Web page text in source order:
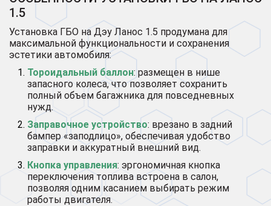
1.5
Установка ГБО на Дэу Ланос 1.5 продумана для
максимальной функциональности и сохранения
эстетики автомобиля:
Тороидальный баллон: размещен в нише
запасного колеса, что позволяет сохранить
полный объем багажника для повседневных
нужд.
Заправочное устройство: врезано в задний
бампер «заподлицо», обеспечивая удобство
заправки и аккуратный внешний вид.
Кнопка управления: эргономичная кнопка
переключения топлива встроена в салон,
позволяя одним касанием выбирать режим
работы двигателя.